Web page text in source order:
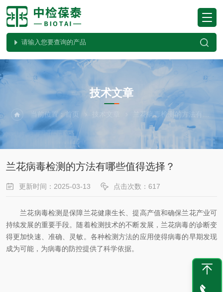
ARTICLES
技术文章
当前位置：首页 技术文章 兰花病毒检测的方法有哪些值得选择？
兰花病毒检测的方法有哪些值得选择？
更新时间：2025-03-13 点击次数：617
兰花病毒检测是保障兰花健康生长、提高产值和确保兰花产业可
持续发展的重要手段。随着检测技术的不断发展，兰花病毒的诊断变
得更加快速、准确、灵敏。各种检测方法的应用使得病毒的早期发现
成为可能，为病毒的防控提供了科学依据。